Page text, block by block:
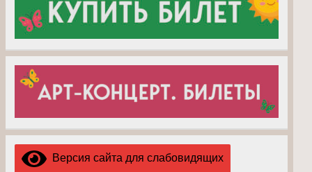
Версия сайта для слабовидящих